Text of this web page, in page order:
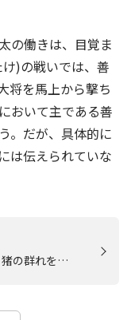
の働きは、目覚ま
)の戦いでは、善
将を馬上から撃ち
おいて主である善
。だが、具体的に
は伝えられていな
猪の群れを…